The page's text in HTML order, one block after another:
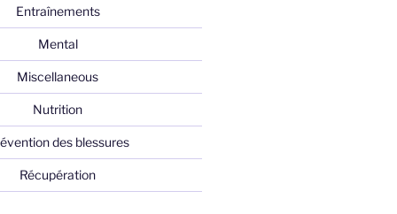
Entraînements
Mental
Miscellaneous
Nutrition
des blessures
Récupération